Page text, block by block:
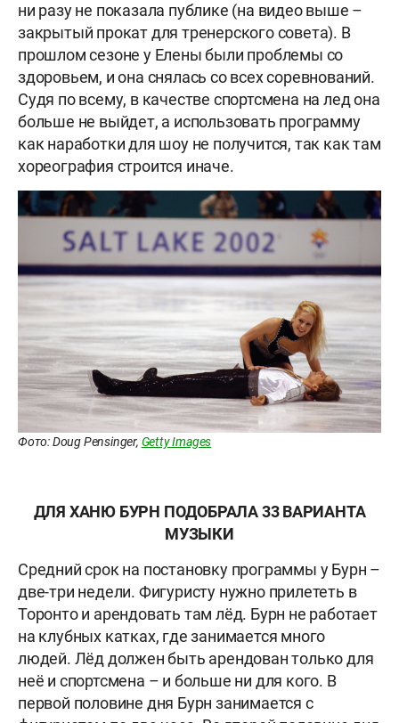
ни разу не показала публике (на видео выше –
закрытый прокат для тренерского совета). В
прошлом сезоне у Елены были проблемы со
здоровьем, и она снялась со всех соревнований.
Судя по всему, в качестве спортсмена на лед она
больше не выйдет, а использовать программу
как наработки для шоу не получится, так как там
хореография строится иначе.
Фото: Doug Pensinger, Getty Images
ДЛЯ ХАНЮ БУРН ПОДОБРАЛА 33 ВАРИАНТА
МУЗЫКИ
Средний срок на постановку программы у Бурн –
две-три недели. Фигуристу нужно прилететь в
Торонто и арендовать там лёд. Бурн не работает
на клубных катках, где занимается много
людей. Лёд должен быть арендован только для
неё и спортсмена – и больше ни для кого. В
первой половине дня Бурн занимается с